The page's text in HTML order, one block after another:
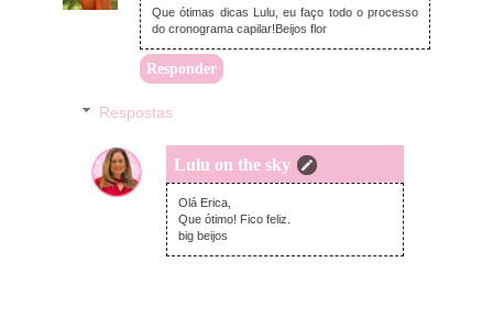
Que ótimas dicas Lulu, eu faço todo o processo
do cronograma capilar!Beijos flor
Responder
Respostas
Lulu on the sky
sexta-feira, agosto 06, 2021
Olá Erica,
Que ótimo! Fico feliz.
big beijos